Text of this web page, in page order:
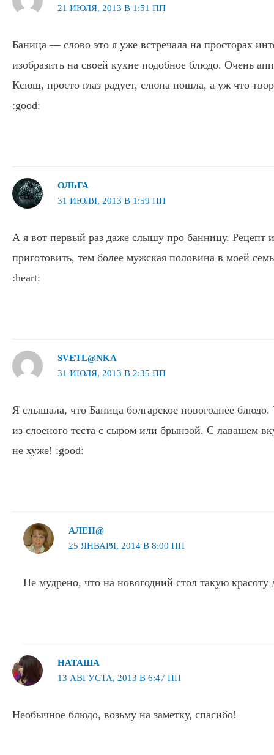
21 ИЮЛЯ, 2013 В 1:51 ПП
Баница — слово это я уже встречала на просторах
изобразить на своей кухне подобное блюдо. Очень
Ксюш, просто глаз радует, слюна пошла, а уж что
:good:
ОЛЬГА
31 ИЮЛЯ, 2013 В 1:59 ПП
А я вот первый раз даже слышу про банницу. Рецепт
приготовить, тем более мужская половина в моей
:heart:
SVETL@NKA
31 ИЮЛЯ, 2013 В 2:35 ПП
Я слышала, что Баница болгарское новогоднее блюдо.
из слоеного теста с сыром или брынзой. С лавашем
не хуже! :good:
АЛЕН@
25 ЯНВАРЯ, 2014 В 8:00 ПП
Не мудрено, что на новогодний стол такую красоту
НАТАША
13 АВГУСТА, 2013 В 6:47 ПП
Необычное блюдо, возьму на заметку, спасибо!